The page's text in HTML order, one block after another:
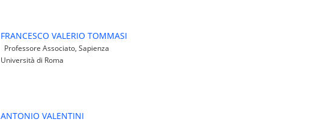
FRANCESCO VALERIO TOMMASI
Professore Associato, Sapienza
Università di Roma
ANTONIO VALENTINI